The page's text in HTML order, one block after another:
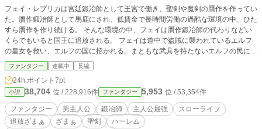
フェイ・レプリカは宮廷鍛冶師として王宮で働き、聖剣や魔剣の贋作を作ってい
た。贋作鍛冶師として馬鹿にされ、低賃金で長時間労働の過酷な環境の中、ひた
すら贋作を作り続ける。 そんな環境の中、フェイは贋作鍛冶師の代わりなどい
くらでもいると国王に追放される。 フェイは道中で盗賊に襲われているエルフ
の皇女を救い、エルフの国に招かれる。まともな武具を持たないエルフの民に武
器や武具を作る専属鍛冶師になったのだ。 しかしフェイ自身も国王も知らなか
った。 贋作を作り続けたフェイが気づいたら本物の聖剣や魔剣を鍛錬できるよ
うになっていた事。そして世界最強の鍛冶師になっていた事を。 フェイを失っ
た王国は製造する武具が粗悪品の贋作ばかりで売れなくなり没落する一方、フェ
イはエルフの国で最高に楽しい鍛錬ライフを送るのであった。
ファンタジー 連載中 長編
24h.ポイント 7pt
小説 38,704 位 / 228,916件 ファンタジー 5,953 位 / 53,354件
ファンタジー 男主人公 鍛冶師 主人公最強
スローライフ
追放ざまぁ
ざまぁ 聖剣
ハーレム